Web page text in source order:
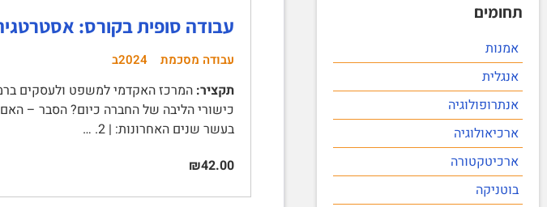
תחומים
אמנות
אנגלית
אנתרופולוגיה
ארכיאולוגיה
ארכיטקטורה
בוטניקה
עבודה סופית בקורס:
עבודה מסכמת 2024ב
תקציר:
כישורי הליבה של החברה כיום? הסבר –
בעשר שנים האחרונות: | 2. …
₪42.00